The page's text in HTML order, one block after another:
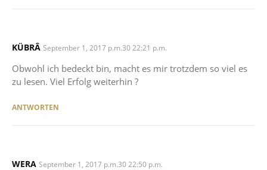
KÜBRÂ SAYS:
September 1, 2017 p.m.30 22:21 p.m.
Obwohl ich bedeckt bin, macht es mir trotzdem so viel es
zu lesen. Viel Erfolg weiterhin ?
ANTWORTEN
WERA SAYS:
September 1, 2017 p.m.30 22:50 p.m.